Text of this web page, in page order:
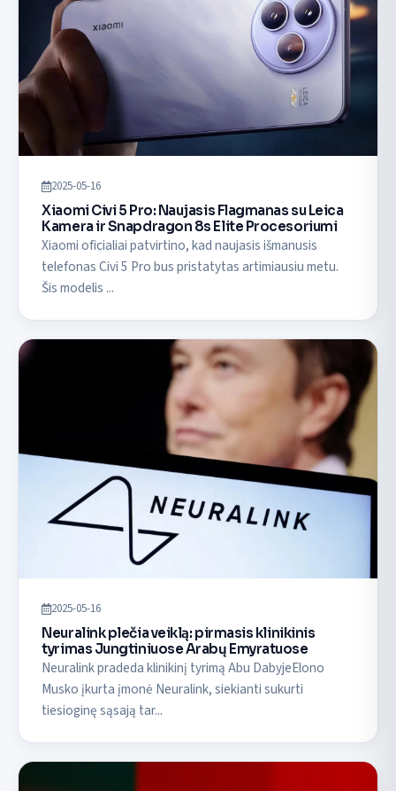
2025-05-16
Xiaomi Civi 5 Pro: Naujasis Flagmanas su Leica
Kamera ir Snapdragon 8s Elite Procesoriumi
Xiaomi oficialiai patvirtino, kad naujasis išmanusis
telefonas Civi 5 Pro bus pristatytas artimiausiu metu.
Šis modelis ...
2025-05-16
Neuralink plečia veiklą: pirmasis klinikinis
tyrimas Jungtiniuose Arabų Emyratuose
Neuralink pradeda klinikinį tyrimą Abu DabyjeElono
Musko įkurta įmonė Neuralink, siekianti sukurti
tiesioginę sąsają tar...